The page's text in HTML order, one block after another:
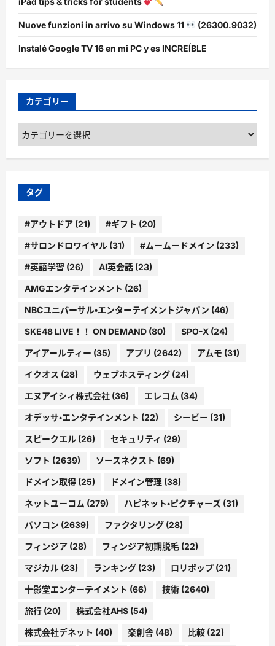
Nuove funzioni in arrivo su Windows 11 (26300.9032)
Instalé Google TV 16 en mi PC y es INCREÍBLE
カテゴリー
カ
テ
ゴ
ー
タグ
#アウトドア (21) #ギフト (20)
#サロンドロワイヤル (31) #ムームードメイン (233)
#英語学習 (26) AI英会話 (23)
AMGエンタテインメント (26)
NBCユニバーサル・エンターテイメントジャパン (46)
SKE48 LIVE！！ ON DEMAND (80) SPO-X (24)
アイアールティー (35) アプリ (2642) アムモ (31)
イクオス (28) ウェブホスティング (24)
エヌアイシィ株式会社 (36) エレコム (34)
オデッサ・エンタテインメント (22) シービー (31)
スピークエル (26) セキュリティ (29)
ソフト (2639) ソースネクスト (69)
ドメイン取得 (25) ドメイン管理 (38)
ネットユーコム (279) ハピネット・ピクチャーズ (31)
パソコン (2639) ファクタリング (28)
フィンジア (28) フィンジア初期脱毛 (22)
マジカル (23) ランキング (23) ロリポップ (21)
十影堂エンターテイメント (66) 技術 (2640)
旅行 (20) 株式会社AHS (54)
株式会社デネット (40) 楽創舎 (48) 比較 (22)